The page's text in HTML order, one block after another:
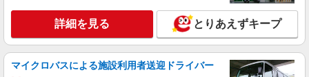
日研トータルソーシング株式会社 メディカルケア事業部/宇都宮オフ
ィス
介護スタッフ／資格あり or 経験者
詳細を見る とりあえずキープ
マイクロバスによる施設利用者送迎ドライバー